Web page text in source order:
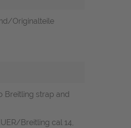
Originalteile
Breitling strap and
Breitling cal 14,